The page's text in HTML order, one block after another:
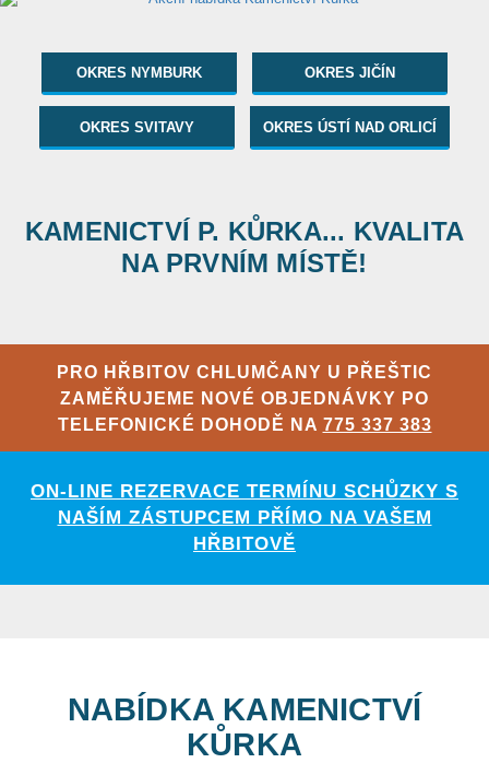
OKRES NYMBURK OKRES JIČÍN
OKRES SVITAVY OKRES ÚSTÍ NAD ORLICÍ
KAMENICTVÍ P. KŮRKA... KVALITA
NA PRVNÍM MÍSTĚ!
PRO HŘBITOV CHLUMČANY U PŘEŠTIC
ZAMĚŘUJEME NOVÉ OBJEDNÁVKY PO
TELEFONICKÉ DOHODĚ NA 775 337 383
ON-LINE REZERVACE TERMÍNU SCHŮZKY S
NAŠÍM ZÁSTUPCEM PŘÍMO NA VAŠEM
HŘBITOVĚ
NABÍDKA KAMENICTVÍ
KŮRKA